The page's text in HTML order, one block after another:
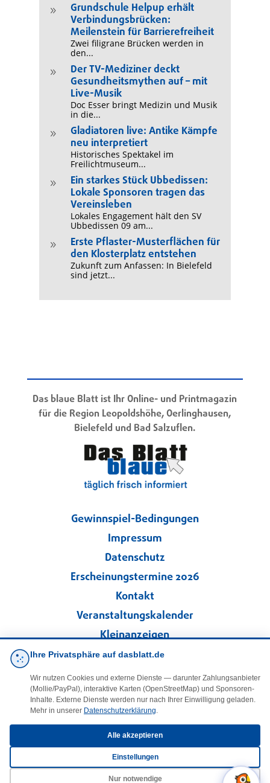
9
Grundschule Helpup erhält
Verbindungsbrücken:
Meilenstein für Barrierefreiheit
Zwei filigrane Brücken werden in
den...
9
Der TV-Mediziner deckt
Gesundheitsmythen auf – mit
Live-Musik
Doc Esser bringt Medizin und Musik
in die...
9
Gladiatoren live: Antike Kämpfe
neu interpretiert
Historisches Spektakel im
Freilichtmuseum...
9
Ein starkes Stück Ubbedissen:
Lokale Sponsoren tragen das
Vereinsleben
Lokales Engagement hält den SV
Ubbedissen 09 am...
9
Erste Pflaster-Musterflächen für
den Klosterplatz entstehen
Zukunft zum Anfassen: In Bielefeld
sind jetzt...
Das blaue Blatt ist Ihr Online- und Printmagazin
für die Region Leopoldshöhe, Oerlinghausen,
Bielefeld und Bad Salzuflen.
Gewinnspiel-Bedingungen
Impressum
Datenschutz
Erscheinungstermine 2026
Kontakt
Veranstaltungskalender
Kleinanzeigen
Folgen Sie uns!
facebook
E-Mail
Ihre Privatsphäre auf dasblatt.de
Wir nutzen Cookies und externe Dienste — darunter Zahlungsanbieter
(Mollie/PayPal), interaktive Karten (OpenStreetMap) und Sponsoren-
Inhalte. Externe Dienste werden nur nach Ihrer Einwilligung geladen.
Mehr in unserer Datenschutzerklärung.
Alle akzeptieren
Einstellungen
Nur notwendige